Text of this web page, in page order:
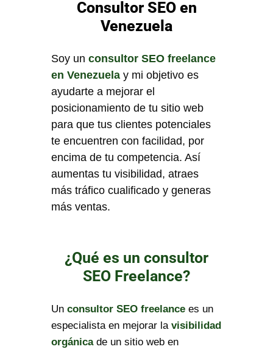
Consultor SEO en
Venezuela
Soy un consultor SEO freelance
en Venezuela y mi objetivo es
ayudarte a mejorar el
posicionamiento de tu sitio web
para que tus clientes potenciales
te encuentren con facilidad, por
encima de tu competencia. Así
aumentas tu visibilidad, atraes
más tráfico cualificado y generas
más ventas.
¿Qué es un consultor
SEO Freelance?
Un consultor SEO freelance es un
especialista en mejorar la visibilidad
orgánicade un sitio web en